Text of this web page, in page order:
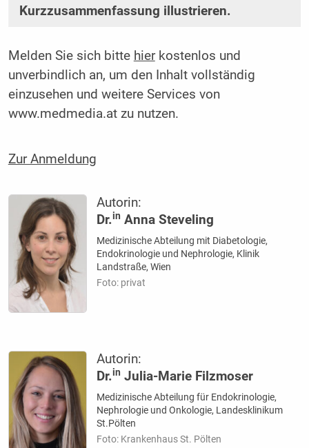
Kurzzusammenfassung illustrieren.
Melden Sie sich bitte hierkostenlos und
unverbindlich an, um den Inhalt vollständig
einzusehen und weitere Services von
www.medmedia.at zu nutzen.
Zur Anmeldung
Autorin:
Dr.in Anna Steveling
⁠Medizinische Abteilung mit Diabetologie,
Endokrinologie und Nephrologie, Klinik
Landstraße, Wien
Foto: privat
Autorin:
Dr.in Julia-Marie Filzmoser
Medizinische Abteilung für Endokrinologie,
Nephrologie und Onkologie, Landesklinikum
St.Pölten
Foto: Krankenhaus St. Pölten